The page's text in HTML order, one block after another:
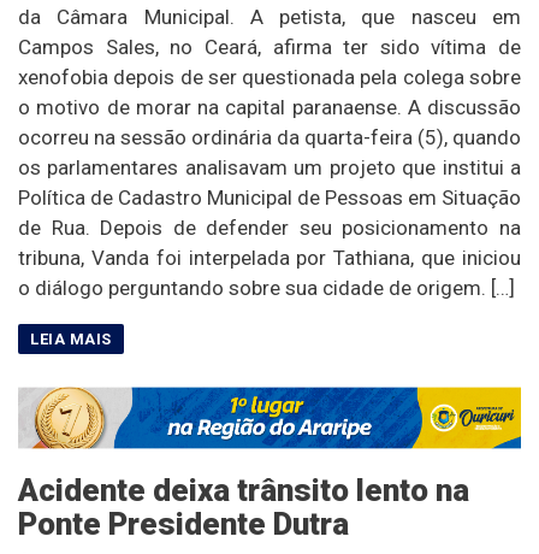
da Câmara Municipal. A petista, que nasceu em
Campos Sales, no Ceará, afirma ter sido vítima de
xenofobia depois de ser questionada pela colega sobre
o motivo de morar na capital paranaense. A discussão
ocorreu na sessão ordinária da quarta-feira (5), quando
os parlamentares analisavam um projeto que institui a
Política de Cadastro Municipal de Pessoas em Situação
de Rua. Depois de defender seu posicionamento na
tribuna, Vanda foi interpelada por Tathiana, que iniciou
o diálogo perguntando sobre sua cidade de origem. […]
Acidente deixa trânsito lento na
Ponte Presidente Dutra